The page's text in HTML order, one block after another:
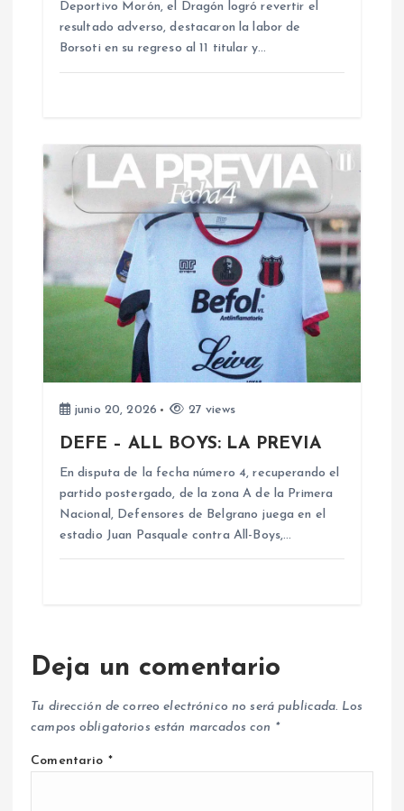
d
a
s
Deportivo Morón, el Dragón logró revertir el
resultado adverso, destacaron la labor de
Borsoti en su regreso al 11 titular y…
junio 20, 2026 27 views
DEFE – ALL BOYS: LA PREVIA
En disputa de la fecha número 4, recuperando el
partido postergado, de la zona A de la Primera
Nacional, Defensores de Belgrano juega en el
estadio Juan Pasquale contra All-Boys,…
Deja un comentario
Tu dirección de correo electrónico no será publicada. Los
campos obligatorios están marcados con *
Comentario *